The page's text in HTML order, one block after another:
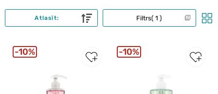
Filtrs 1
Atlasīt:
10% 10%